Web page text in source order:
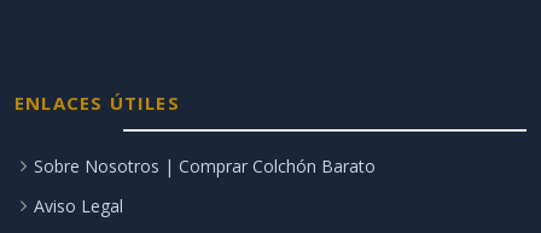
ENLACES ÚTILES
Sobre Nosotros | Comprar Colchón Barato
Aviso Legal